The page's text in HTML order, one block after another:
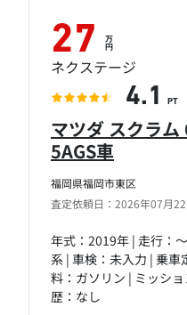
福岡県福岡市東区
査定依頼日：2026年07月22
マツダ スクラ
5AGS車
年式：2019年 | 走行：
系 | 車検：未入力 | 乗車
料：ガソリン | ミッシ
歴：なし
27 万
円
ネクステージ
4.1 PT